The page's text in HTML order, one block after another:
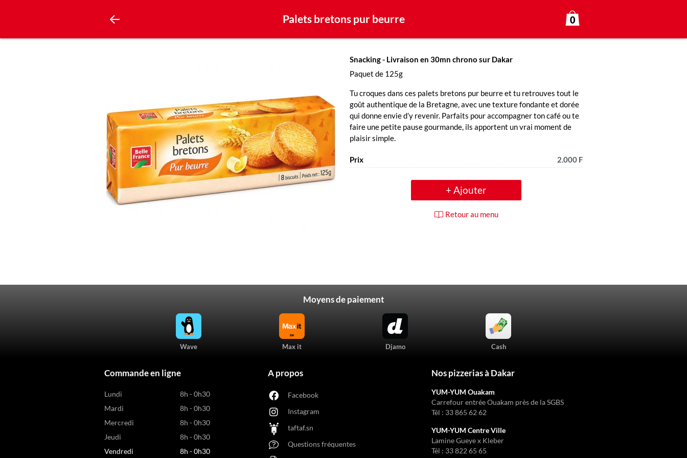
Palets bretons pur beurre 0
Snacking- Livraison en 30mn chrono sur Dakar
Paquet de 125g
Tu croques dans ces palets bretons pur beurre et tu retrouves tout le
goût authentique de la Bretagne, avec une texture fondante et dorée
qui donne envie d’y revenir. Parfaits pour accompagner ton café ou te
faire une petite pause gourmande, ils apportent un vrai moment de
plaisir simple.
Prix 2.000 F
+ Ajouter
Retour au menu
Moyens de paiement
Wave Max it Djamo Cash
Commande en ligne
Lundi
8h - 0h30
Mardi
8h - 0h30
Mercredi
8h - 0h30
Jeudi
8h - 0h30
Vendredi
8h - 0h30
A propos
Facebook
Instagram
taftaf.sn
Questions fréquentes
Nos pizzerias à Dakar
YUM-YUM Ouakam
Carrefour entrée Ouakam près de la SGBS
Tél : 33 865 62 62
YUM-YUM Centre Ville
Lamine Gueye x Kleber
Tél : 33 822 65 65